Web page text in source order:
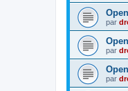
par
par
par